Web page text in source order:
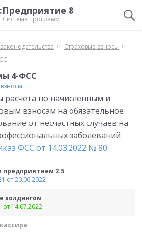
8
Система программ
Страховые взносы
4-ФСС
по начисленным и
взносам на обязательное
от несчастных случаев на
заболеваний
ФСС от 14.03.2022 № 80.
предприятием 2.5
от 20.06.2022
холдингом
от 14.07.2022